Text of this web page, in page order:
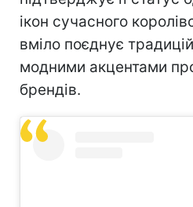
ікон сучасного
вміло поєднує
модними акцентами
брендів.